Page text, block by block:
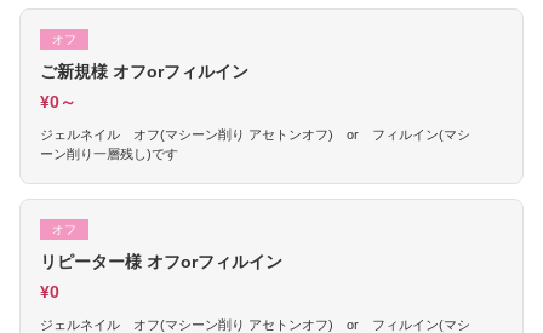
オフ
ご新規様 オフorフィルイン
¥0～
ジェルネイル オフ(マシーン削り アセトンオフ) or フィルイン(マシ
ーン削り一層残し)です
オフ
リピーター様 オフorフィルイン
¥0
ジェルネイル オフ(マシーン削り アセトンオフ) or フィルイン(マシ